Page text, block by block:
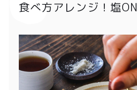
食べ方アレンジ！塩ON